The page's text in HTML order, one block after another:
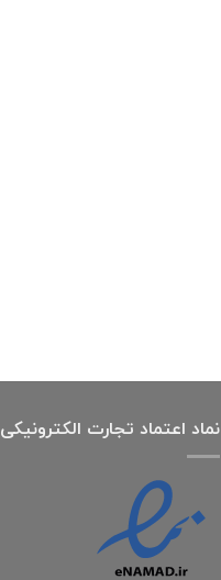
نماد اعتماد تجارت الكترونیكی